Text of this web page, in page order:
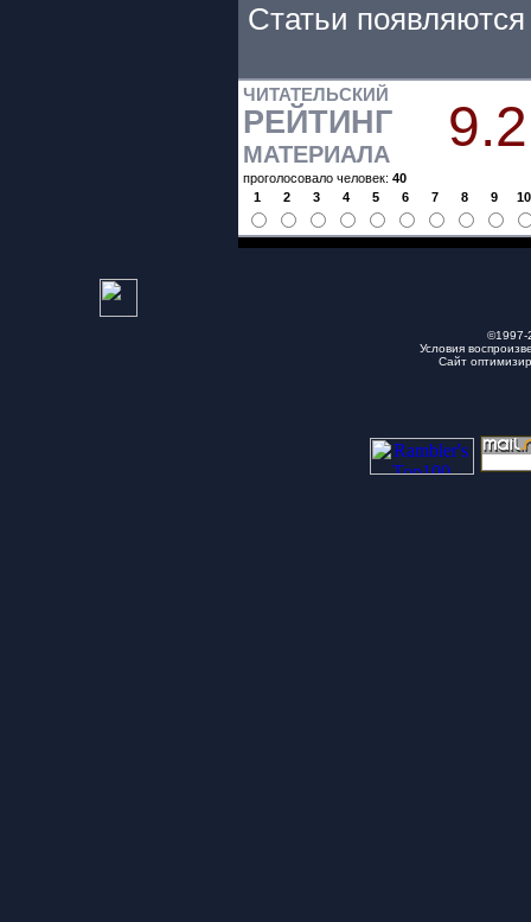
Статьи
ЧИТАТЕЛЬСКИЙ
РЕЙТИНГ
МАТЕРИАЛА 9.2
проголосовало человек: 40
1
2 3 4 5 6 7 8 9 10
Условия
Сайт